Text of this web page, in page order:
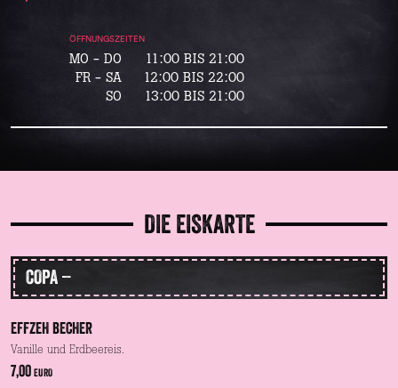
ÖFFNUNGSZEITEN
MO - DO
FR - SA
SO
11:00 BIS 21:00
12:00 BIS 22:00
13:00 BIS 21:00
DIE EISKARTE
COPA –
EFFZEH BECHER
Vanille und Erdbeereis.
7,00 EURO